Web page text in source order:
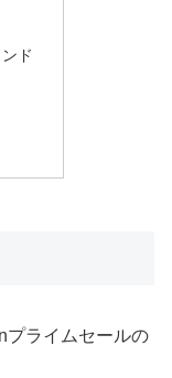
ド
プライムセールの